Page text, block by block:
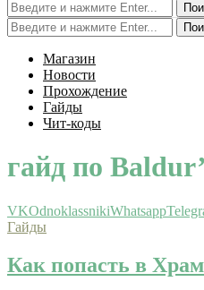
Магазин
Новости
Прохождение
Гайды
Чит-коды
гайд по
VKOdnoklassnikiWhatsapp
Гайды
Как попасть в